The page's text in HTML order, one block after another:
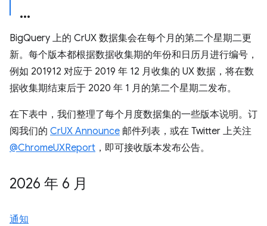
BigQuery 上的 CrUX 数据集会在每个月的第二个星期二更
新。每个版本都根据数据收集期的年份和日历月进行编号，
例如 201912 对应于 2019 年 12 月收集的 UX 数据，将在数
据收集期结束后于 2020 年 1 月的第二个星期二发布。
在下表中，我们整理了每个月度数据集的一些版本说明。订
阅我们的 CrUX Announce 邮件列表，或在 Twitter 上关注
@ChromeUXReport ，即可接收版本发布公告。
2026 年 6 月
通知